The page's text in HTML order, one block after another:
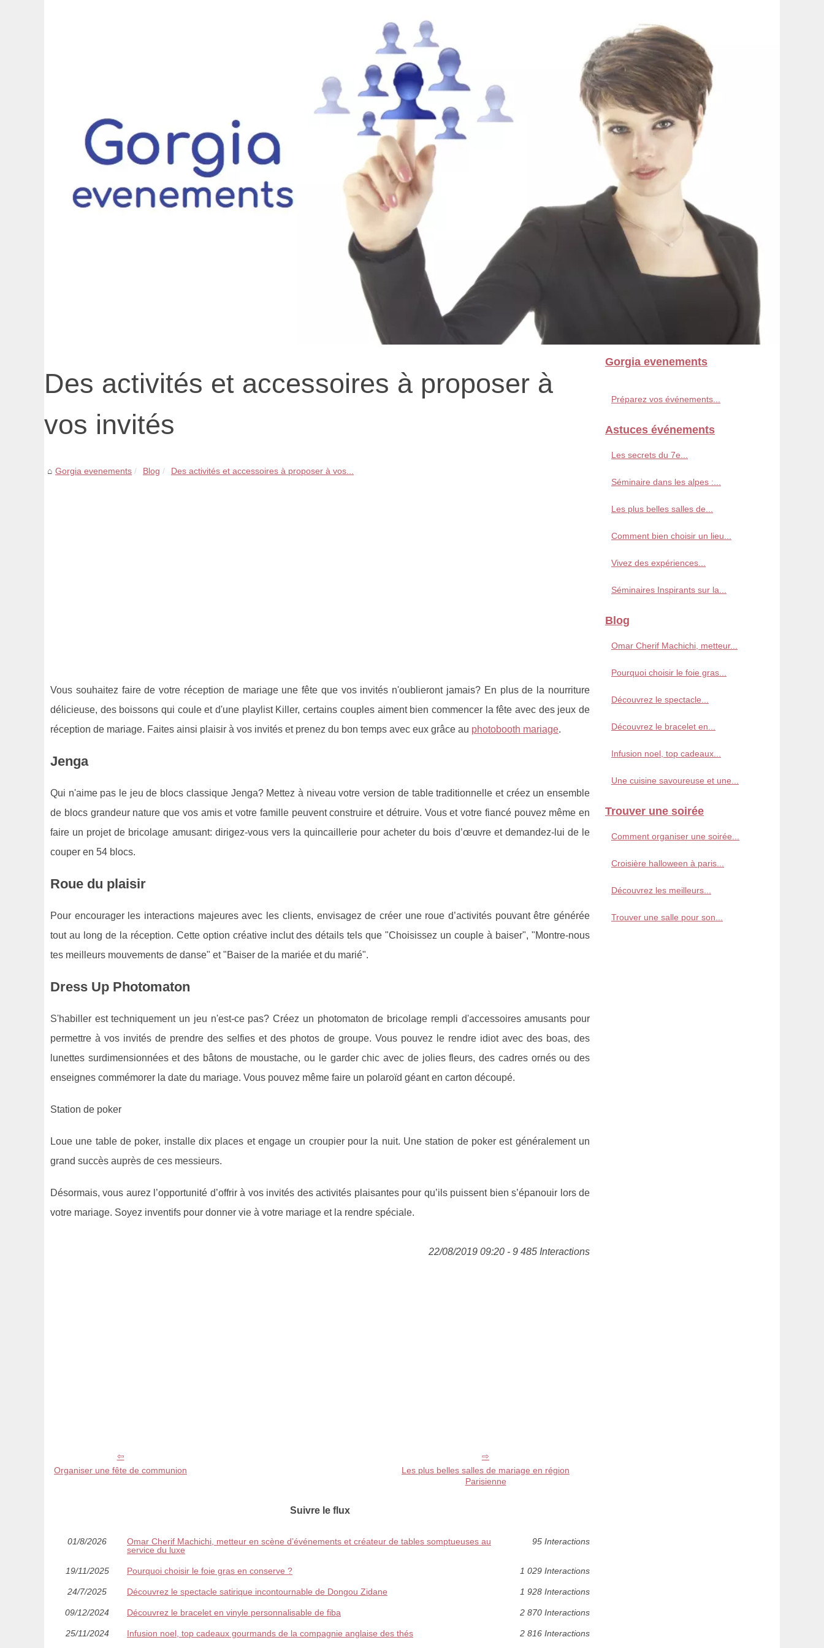
Des activités et accessoires à proposer à
vos invités
Gorgia evenements Blog Des activités et accessoires à proposer à vos...
Vous souhaitez faire de votre réception de mariage une fête que vos invités n'oublieront jamais? En plus de la nourriture
délicieuse, des boissons qui coule et d'une playlist Killer, certains couples aiment bien commencer la fête avec des jeux de
réception de mariage. Faites ainsi plaisir à vos invités et prenez du bon temps avec eux grâce au photobooth mariage.
Jenga
Qui n'aime pas le jeu de blocs classique Jenga? Mettez à niveau votre version de table traditionnelle et créez un ensemble
de blocs grandeur nature que vos amis et votre famille peuvent construire et détruire. Vous et votre fiancé pouvez même en
faire un projet de bricolage amusant: dirigez-vous vers la quincaillerie pour acheter du bois d’œuvre et demandez-lui de le
couper en 54 blocs.
Roue du plaisir
Pour encourager les interactions majeures avec les clients, envisagez de créer une roue d’activités pouvant être générée
tout au long de la réception. Cette option créative inclut des détails tels que "Choisissez un couple à baiser", "Montre-nous
tes meilleurs mouvements de danse" et "Baiser de la mariée et du marié".
Dress Up Photomaton
S'habiller est techniquement un jeu n'est-ce pas? Créez un photomaton de bricolage rempli d'accessoires amusants pour
permettre à vos invités de prendre des selfies et des photos de groupe. Vous pouvez le rendre idiot avec des boas, des
lunettes surdimensionnées et des bâtons de moustache, ou le garder chic avec de jolies fleurs, des cadres ornés ou des
enseignes commémorer la date du mariage. Vous pouvez même faire un polaroïd géant en carton découpé.
Station de poker
Loue une table de poker, installe dix places et engage un croupier pour la nuit. Une station de poker est généralement un
grand succès auprès de ces messieurs.
Désormais, vous aurez l’opportunité d’offrir à vos invités des activités plaisantes pour qu’ils puissent bien s’épanouir lors de
votre mariage. Soyez inventifs pour donner vie à votre mariage et la rendre spéciale.
22/08/2019 09:20 - 9 485 Interactions
Organiser une fête de communion
Les plus belles salles de mariage en région
Parisienne
Suivre le flux
01/8/2026
Omar Cherif Machichi, metteur en scène d’événements et créateur de tables somptueuses au
service du luxe
95 Interactions
19/11/2025 Pourquoi choisir le foie gras en conserve ? 1 029 Interactions
24/7/2025 Découvrez le spectacle satirique incontournable de Dongou Zidane 1 928 Interactions
09/12/2024 Découvrez le bracelet en vinyle personnalisable de fiba 2 870 Interactions
25/11/2024 Infusion noel, top cadeaux gourmands de la compagnie anglaise des thés 2 816 Interactions
Gorgia evenements
Préparez vos événements...
Astuces événements
Les secrets du 7e...
Séminaire dans les alpes :...
Les plus belles salles de...
Comment bien choisir un lieu...
Vivez des expériences...
Séminaires Inspirants sur la...
Blog
Omar Cherif Machichi, metteur...
Pourquoi choisir le foie gras...
Découvrez le spectacle...
Découvrez le bracelet en...
Infusion noel, top cadeaux...
Une cuisine savoureuse et une...
Trouver une soirée
Comment organiser une soirée...
Croisière halloween à paris...
Découvrez les meilleurs...
Trouver une salle pour son...